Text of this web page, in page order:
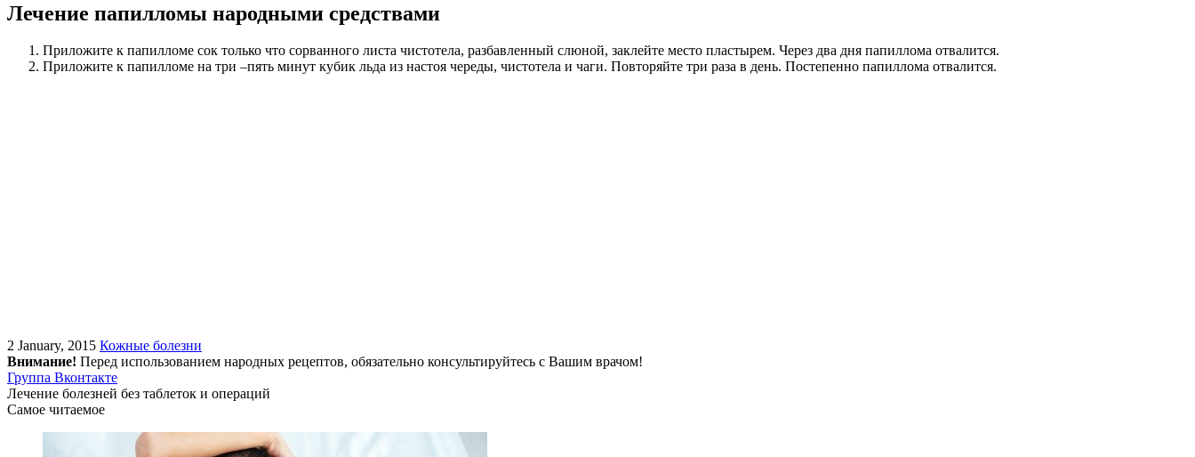
Лечение папилломы народными средствами
Приложите к папилломе сок только что сорванного листа чистотела, разбавленный слюной, заклейте место пластырем. Через два дня папиллома отвалится.
Приложите к папилломе на три –пять минут кубик льда из настоя череды, чистотела и чаги. Повторяйте три раза в день. Постепенно папиллома отвалится.
2 January, 2015 Кожные болезни
Внимание! Перед использованием народных рецептов, обязательно консультируйтесь с Вашим врачом!
Группа Вконтакте
Лечение болезней без таблеток и операций
Самое читаемое